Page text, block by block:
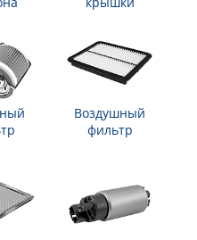
Воздушный
фильтр